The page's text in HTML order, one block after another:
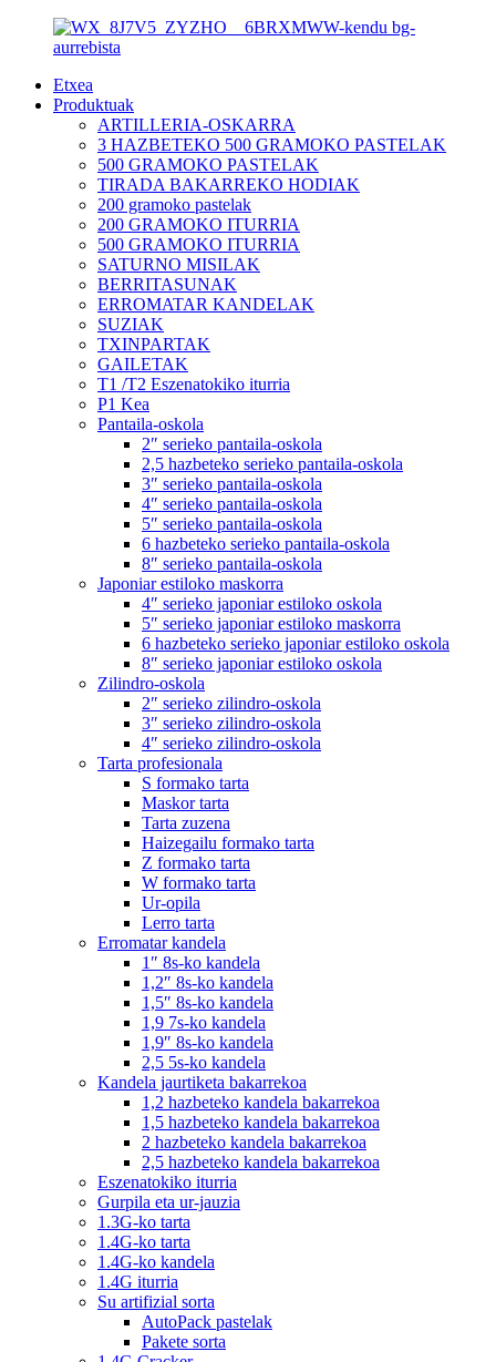
Etxea
Produktuak
ARTILLERIA-OSKARRA
3 HAZBETEKO 500 GRAMOKO PASTELAK
500 GRAMOKO PASTELAK
TIRADA BAKARREKO HODIAK
200 gramoko pastelak
200 GRAMOKO ITURRIA
500 GRAMOKO ITURRIA
SATURNO MISILAK
BERRITASUNAK
ERROMATAR KANDELAK
SUZIAK
TXINPARTAK
GAILETAK
T1 /T2 Eszenatokiko iturria
P1 Kea
Pantaila-oskola
2″ serieko pantaila-oskola
2,5 hazbeteko serieko pantaila-oskola
3″ serieko pantaila-oskola
4″ serieko pantaila-oskola
5″ serieko pantaila-oskola
6 hazbeteko serieko pantaila-oskola
8″ serieko pantaila-oskola
Japoniar estiloko maskorra
4″ serieko japoniar estiloko oskola
5″ serieko japoniar estiloko maskorra
6 hazbeteko serieko japoniar estiloko oskola
8″ serieko japoniar estiloko oskola
Zilindro-oskola
2″ serieko zilindro-oskola
3″ serieko zilindro-oskola
4″ serieko zilindro-oskola
Tarta profesionala
S formako tarta
Maskor tarta
Tarta zuzena
Haizegailu formako tarta
Z formako tarta
W formako tarta
Ur-opila
Lerro tarta
Erromatar kandela
1″ 8s-ko kandela
1,2″ 8s-ko kandela
1,5″ 8s-ko kandela
1,9 7s-ko kandela
1,9″ 8s-ko kandela
2,5 5s-ko kandela
Kandela jaurtiketa bakarrekoa
1,2 hazbeteko kandela bakarrekoa
1,5 hazbeteko kandela bakarrekoa
2 hazbeteko kandela bakarrekoa
2,5 hazbeteko kandela bakarrekoa
Eszenatokiko iturria
Gurpila eta ur-jauzia
1.3G-ko tarta
1.4G-ko tarta
1.4G-ko kandela
1.4G iturria
Su artifizial sorta
AutoPack pastelak
Pakete sorta